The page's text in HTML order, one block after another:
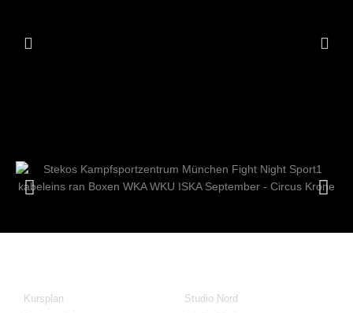
Kursplan
Studio Nord